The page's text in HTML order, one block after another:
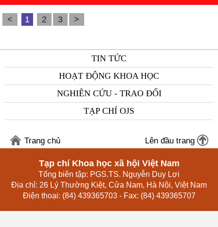
< 1 2 3 >
TIN TỨC
HOẠT ĐỘNG KHOA HỌC
NGHIÊN CỨU - TRAO ĐỔI
TẠP CHÍ OJS
Trang chủ Lên đầu trang
Tạp chí Khoa học xã hội Việt Nam
Tổng biên tập: PGS.TS. Nguyễn Duy Lợi
Địa chỉ: 26 Lý Thường Kiệt, Cửa Nam, Hà Nội, Việt Nam
Điện thoại: (84) 439365703 - Fax: (84) 439365707